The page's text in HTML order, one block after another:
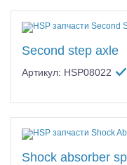
Second step axle
Артикул: HSP08022
Shock absorber